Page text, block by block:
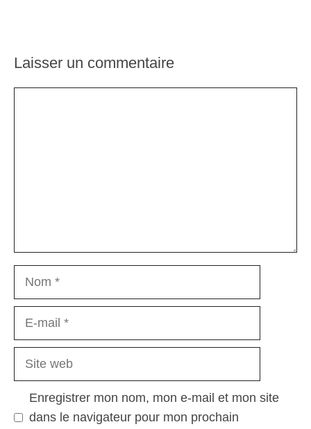
Laisser un commentaire
Nom
Site
Enregistrer mon nom, mon e-mail et mon site
dans le navigateur pour mon prochain